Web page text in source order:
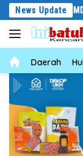
Langsung
konten
News Update
TMMD Ke-129
NewsDaerah